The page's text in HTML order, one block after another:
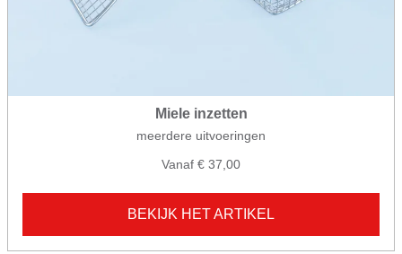
Miele inzetten
meerdere uitvoeringen
Vanaf € 37,00
BEKIJK HET ARTIKEL